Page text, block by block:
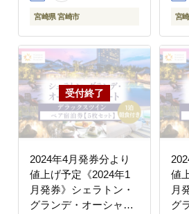
宮崎県 宮崎市 宮
2024年4月発券分より
値上げ予定《2024年1
月発券》シェラトン・
グランデ・オーシャン
値
月
グ